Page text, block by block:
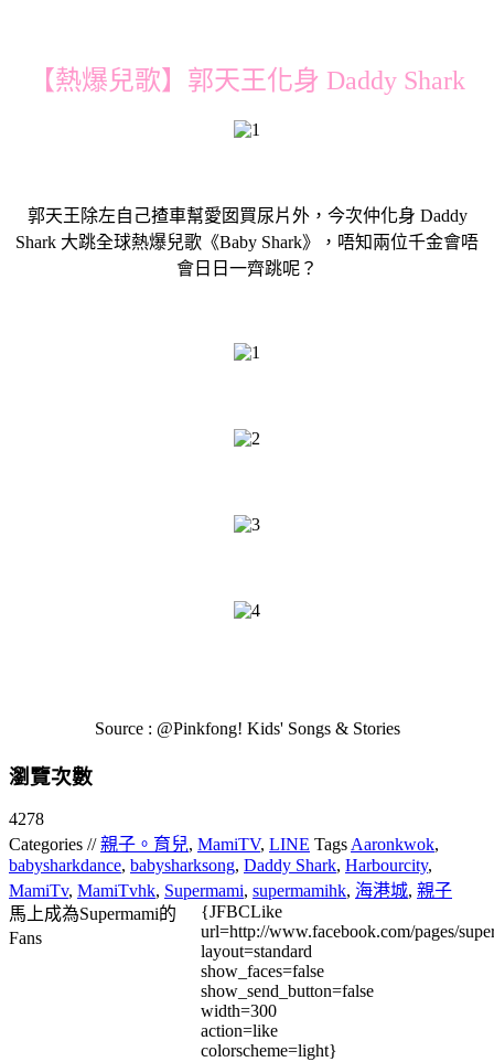
【熱爆兒歌】郭天王化身 Daddy Shark
郭天王除左自己揸車幫愛囡買尿片外，今次仲化身 Daddy
Shark 大跳全球熱爆兒歌《Baby Shark》，唔知兩位千金會唔
會日日一齊跳呢？
Source : @Pinkfong! Kids' Songs & Stories
瀏覽次數
4278
Categories //親子。育兒, MamiTV, LINE Tags Aaronkwok,
babysharkdance, babysharksong, Daddy Shark, Harbourcity,
MamiTv, MamiTvhk, Supermami, supermamihk, 海港城, 親子
馬上成為Supermami的
Fans
{JFBCLike
url=http://www.facebook.com/pages/
layout=standard
show_faces=false
show_send_button=false
width=300
action=like
colorscheme=light}